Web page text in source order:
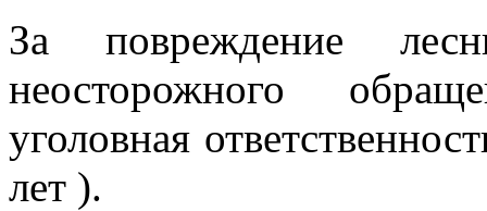
За повреждение
неосторожного
уголовная
лет ).